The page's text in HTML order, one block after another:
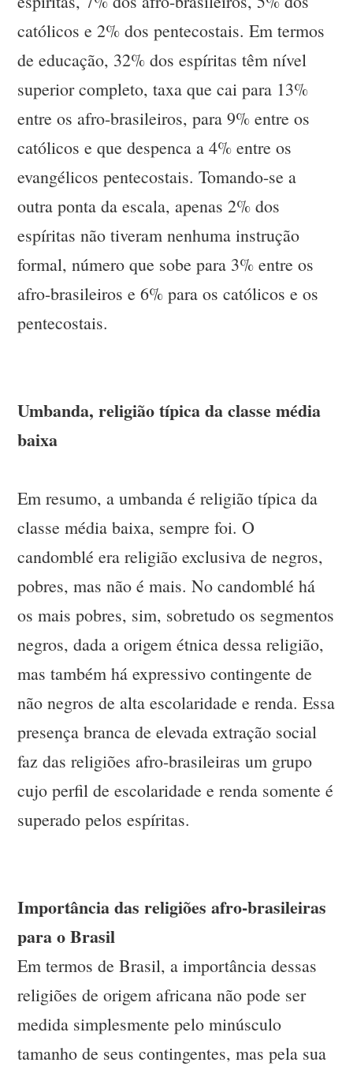
católicos e 2% dos pentecostais. Em termos
de educação, 32% dos espíritas têm nível
superior completo, taxa que cai para 13%
entre os afro-brasileiros, para 9% entre os
católicos e que despenca a 4% entre os
evangélicos pentecostais. Tomando-se a
outra ponta da escala, apenas 2% dos
espíritas não tiveram nenhuma instrução
formal, número que sobe para 3% entre os
afro-brasileiros e 6% para os católicos e os
pentecostais.
Umbanda, religião típica da classe média
baixa
Em resumo, a umbanda é religião típica da
classe média baixa, sempre foi. O
candomblé era religião exclusiva de negros,
pobres, mas não é mais. No candomblé há
os mais pobres, sim, sobretudo os segmentos
negros, dada a origem étnica dessa religião,
mas também há expressivo contingente de
não negros de alta escolaridade e renda. Essa
presença branca de elevada extração social
faz das religiões afro-brasileiras um grupo
cujo perfil de escolaridade e renda somente é
superado pelos espíritas.
Importância das religiões afro-brasileiras
para o Brasil
Em termos de Brasil, a importância dessas
religiões de origem africana não pode ser
medida simplesmente pelo minúsculo
tamanho de seus contingentes, mas pela sua